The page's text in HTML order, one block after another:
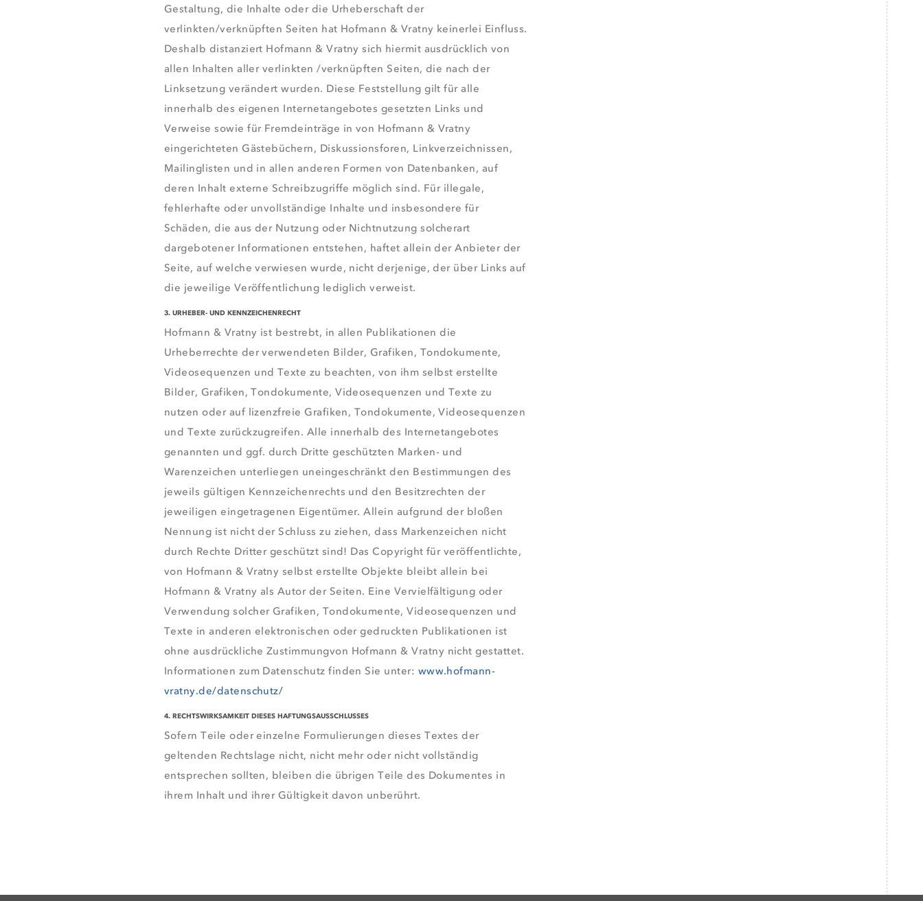
Gestaltung, die Inhalte oder die Urheberschaft der
verlinkten/verknüpften Seiten hat Hofmann & Vratny keinerlei Einfluss.
Deshalb distanziert Hofmann & Vratny sich hiermit ausdrücklich von
allen Inhalten aller verlinkten /verknüpften Seiten, die nach der
Linksetzung verändert wurden. Diese Feststellung gilt für alle
innerhalb des eigenen Internetangebotes gesetzten Links und
Verweise sowie für Fremdeinträge in von Hofmann & Vratny
eingerichteten Gästebüchern, Diskussionsforen, Linkverzeichnissen,
Mailinglisten und in allen anderen Formen von Datenbanken, auf
deren Inhalt externe Schreibzugriffe möglich sind. Für illegale,
fehlerhafte oder unvollständige Inhalte und insbesondere für
Schäden, die aus der Nutzung oder Nichtnutzung solcherart
dargebotener Informationen entstehen, haftet allein der Anbieter der
Seite, auf welche verwiesen wurde, nicht derjenige, der über Links auf
die jeweilige Veröffentlichung lediglich verweist.
3. URHEBER- UND KENNZEICHENRECHT
Hofmann & Vratny ist bestrebt, in allen Publikationen die
Urheberrechte der verwendeten Bilder, Grafiken, Tondokumente,
Videosequenzen und Texte zu beachten, von ihm selbst erstellte
Bilder, Grafiken, Tondokumente, Videosequenzen und Texte zu
nutzen oder auf lizenzfreie Grafiken, Tondokumente, Videosequenzen
und Texte zurückzugreifen. Alle innerhalb des Internetangebotes
genannten und ggf. durch Dritte geschützten Marken- und
Warenzeichen unterliegen uneingeschränkt den Bestimmungen des
jeweils gültigen Kennzeichenrechts und den Besitzrechten der
jeweiligen eingetragenen Eigentümer. Allein aufgrund der bloßen
Nennung ist nicht der Schluss zu ziehen, dass Markenzeichen nicht
durch Rechte Dritter geschützt sind! Das Copyright für veröffentlichte,
von Hofmann & Vratny selbst erstellte Objekte bleibt allein bei
Hofmann & Vratny als Autor der Seiten. Eine Vervielfältigung oder
Verwendung solcher Grafiken, Tondokumente, Videosequenzen und
Texte in anderen elektronischen oder gedruckten Publikationen ist
ohne ausdrückliche Zustimmungvon Hofmann & Vratny nicht gestattet.
Informationen zum Datenschutz finden Sie unter: www.hofmann-
vratny.de/datenschutz/
4. RECHTSWIRKSAMKEIT DIESES HAFTUNGSAUSSCHLUSSES
Sofern Teile oder einzelne Formulierungen dieses Textes der
geltenden Rechtslage nicht, nicht mehr oder nicht vollständig
entsprechen sollten, bleiben die übrigen Teile des Dokumentes in
ihrem Inhalt und ihrer Gültigkeit davon unberührt.